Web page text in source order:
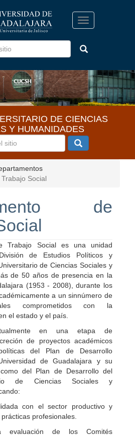
Toggle
navigation
DE CIENCIAS
Y HUMANIDADES
Social
de
Trabajo Social es una unidad
de Estudios Políticos y
de Ciencias Sociales y
de 50 años de presencia en la
(1953 - 2008), durante los
a un sinnúmero de
comprometidos con la
el estado y el país.
en una etapa de
de proyectos académicos
del Plan de Desarrollo
de Guadalajara y su
del Plan de Desarrollo del
de Ciencias Sociales y
con el sector productivo y
profesionales.
de los Comités